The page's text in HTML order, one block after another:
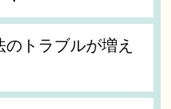
トラブルが増え